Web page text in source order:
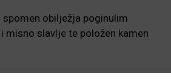
spomen obilježja poginulim
misno slavlje te položen kamen